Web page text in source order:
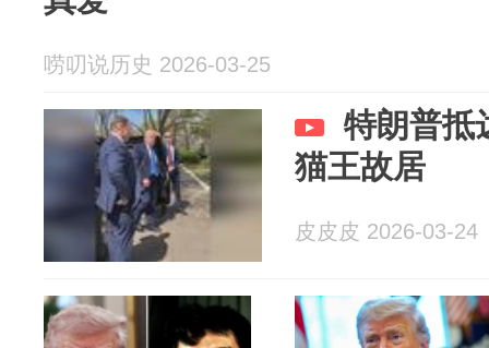
唠叨说历史 2026-03-25
特朗普抵
猫王故居
皮皮皮 2026-03-24